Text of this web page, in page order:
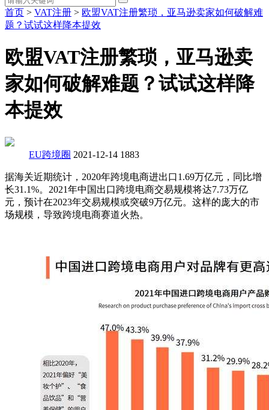
首页 > VAT注册 > 欧盟VAT注册繁琐，亚马逊卖家如何破解难
题？试试这样降本提效
欧盟VAT注册繁琐，亚马逊卖
家如何破解难题？试试这样降
本提效
EU跨境圈 2021-12-14 1883
据海关近期统计，2020年跨境电商进出口1.69万亿元，同比增
长31.1%。2021年中国出口跨境电商交易规模将达7.73万亿
元，预计在2023年交易规模或突破9万亿元。这样的庞大的市
场规模，导致跨境电商赛道火热。